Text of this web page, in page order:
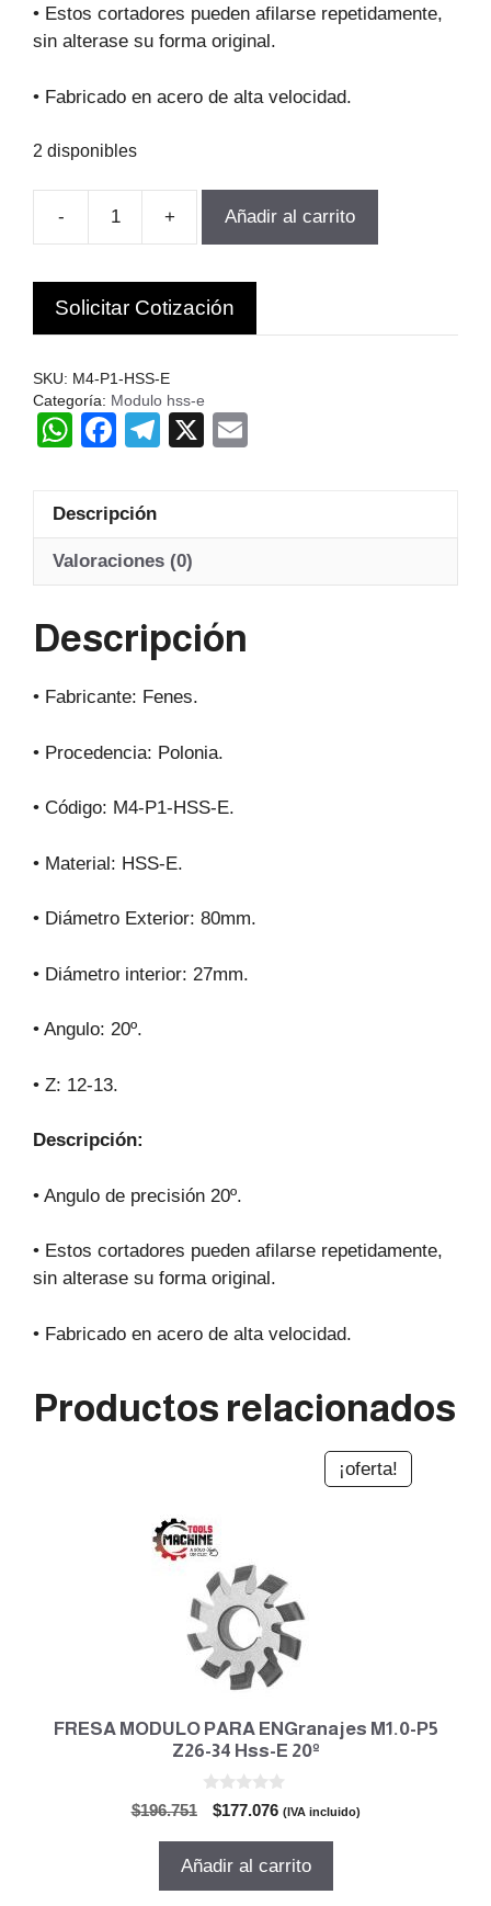
$379.782. $341.804.
• Estos cortadores pueden afilarse repetidamente,
sin alterase su forma original.
• Fabricado en acero de alta velocidad.
2 disponibles
-
FRESA
PARA
ENGRANAjes
M4-
Z12-
13
Hss-
+ Añadir al carrito
Solicitar Cotización
SKU: M4-P1-HSS-E
Categoría: Modulo hss-e
W
at
s
A
p
F
c
e
b
o
T
gr
a
X
Descripción
Valoraciones (0)
Descripción
• Fabricante: Fenes.
• Procedencia: Polonia.
• Código: M4-P1-HSS-E.
• Material: HSS-E.
• Diámetro Exterior: 80mm.
• Diámetro interior: 27mm.
• Angulo: 20º.
• Z: 12-13.
Descripción:
• Angulo de precisión 20º.
• Estos cortadores pueden afilarse repetidamente,
sin alterase su forma original.
• Fabricado en acero de alta velocidad.
Productos relacionados
¡oferta!
FRESA MODULO PARA ENGranajes M1.0-P5
Z26-34 Hss-E 20º
$196.751
El
original
$177.076El
actual
(IVA incluido)
Añadir al carrito